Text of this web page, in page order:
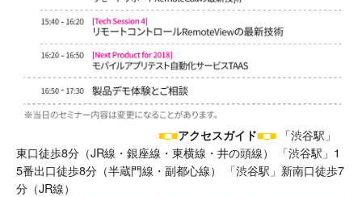
■□■アクセスガイド■□■ 「渋谷駅」
東口徒歩8分（JR線・銀座線・東横線・井の頭線） 「渋谷駅」1
5番出口徒歩8分（半蔵門線・副都心線） 「渋谷駅」新南口徒歩7
分（JR線）